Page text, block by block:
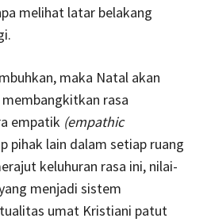
melihat latar belakang
maka Natal akan
rasa
empatik (empathic
pihak lain dalam setiap ruang
keluhuran rasa ini, nilai-
menjadi sistem
umat Kristiani patut